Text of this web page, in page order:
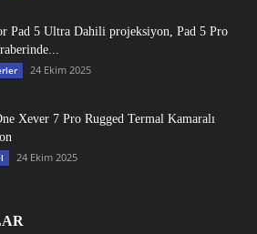
Pad 5 Ultra Dahili projeksiyon, Pad 5 Pro
24 Ekim 2025
Xever 7 Pro Rugged Termal Kamaralı
24 Ekim 2025